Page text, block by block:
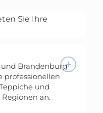
Sie Ihre
Brandenburg
professionellen
und
an.